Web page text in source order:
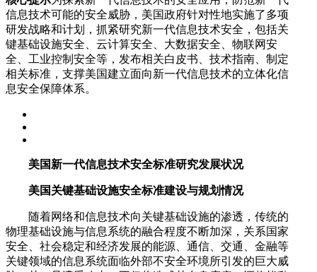
信息技术可能的安全威胁，美国政府针对性地实施了多项
研发战略和计划，抓紧研究新一代信息技术安全，包括关
键基础设施安全、云计算安全、大数据安全、物联网安
全、工业控制安全等，发布相关白皮书、技术指南、制定
相关标准，支撑美国建立面向新一代信息技术的立体化信
息安全保障体系。
美国新一代信息技术安全标准研究发展状况
美国关键基础设施安全标准建设与规划情况
随着网络和信息技术向关键基础设施的渗透，传统的
物理基础设施与信息系统的融合程度不断加深，关系国家
安全、社会稳定和经济发展的能源、通信、交通、金融等
关键领域的信息系统面临外部不安全环境所引发的巨大威